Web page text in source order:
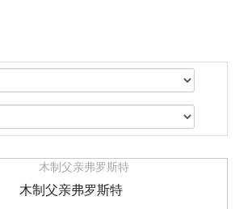
木制父亲弗罗斯特